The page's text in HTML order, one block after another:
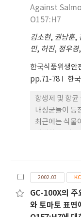
hyosynoviae
기지역 도축우
Against
O157:H7
김소현, 권남훈,
민, 허진, 정우경,
한국식품위생안
pp.71-78
한
항생제 및 항균
내성균들이 등
최근에는 식
있다. 이에 본
에서
(S.
Typhimurium
2002.03
GC-100X의 주
와 토마토 표